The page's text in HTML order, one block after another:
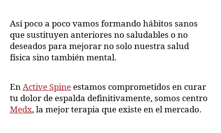
Así poco a poco vamos formando hábitos sanos
que sustituyen anteriores no saludables o no
deseados para mejorar no solo nuestra salud
física sino también mental.
EnActive Spine estamos comprometidos en curar
tu dolor de espalda definitivamente, somos centro
Medx, la mejor terapia que existe en el mercado.